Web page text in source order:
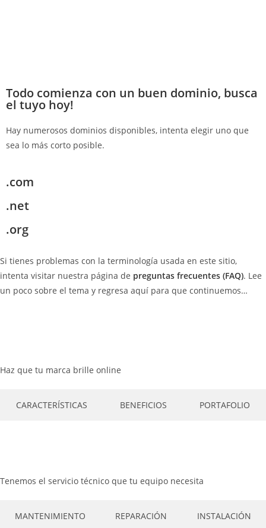
Todo comienza con un buen dominio, busca
el tuyo hoy!
Hay numerosos dominios disponibles, intenta elegir uno que
sea lo más corto posible.
.com
.net
.org
Si tienes problemas con la terminología usada en este sitio,
intenta visitar nuestra página de preguntas frecuentes (FAQ). Lee
un poco sobre el tema y regresa aquí para que continuemos…
Haz que tu marca brille online
CARACTERÍSTICAS BENEFICIOS PORTAFOLIO
Tenemos el servicio técnico que tu equipo necesita
MANTENIMIENTO REPARACIÓN INSTALACIÓN